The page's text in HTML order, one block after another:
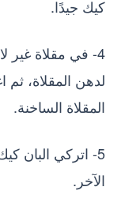
كيك جيدًا.
4- في مقلاة
لدهن المقلاة،
المقلاة الساخنة.
5- اتركي البان
الآخر.